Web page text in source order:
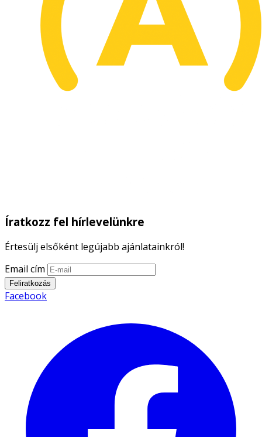
Íratkozz fel hírlevelünkre
Értesülj elsőként legújabb ajánlatainkról!
Email cím
Feliratkozás
Facebook